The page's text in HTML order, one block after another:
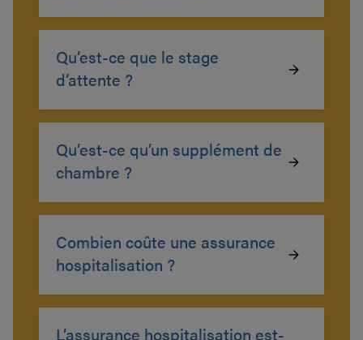
Qu’est-ce que le stage
d’attente ?
Qu’est-ce qu’un supplément de
chambre ?
Combien coûte une assurance
hospitalisation ?
L’assurance hospitalisation est-